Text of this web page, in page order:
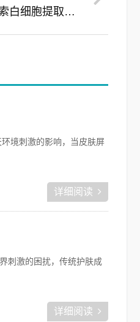
菌菇水敏感肌护理新选择，探索白细胞提取物的天然修护力量
境刺激的影响，当皮肤屏
详细阅读
刺激的困扰，传统护肤成
详细阅读